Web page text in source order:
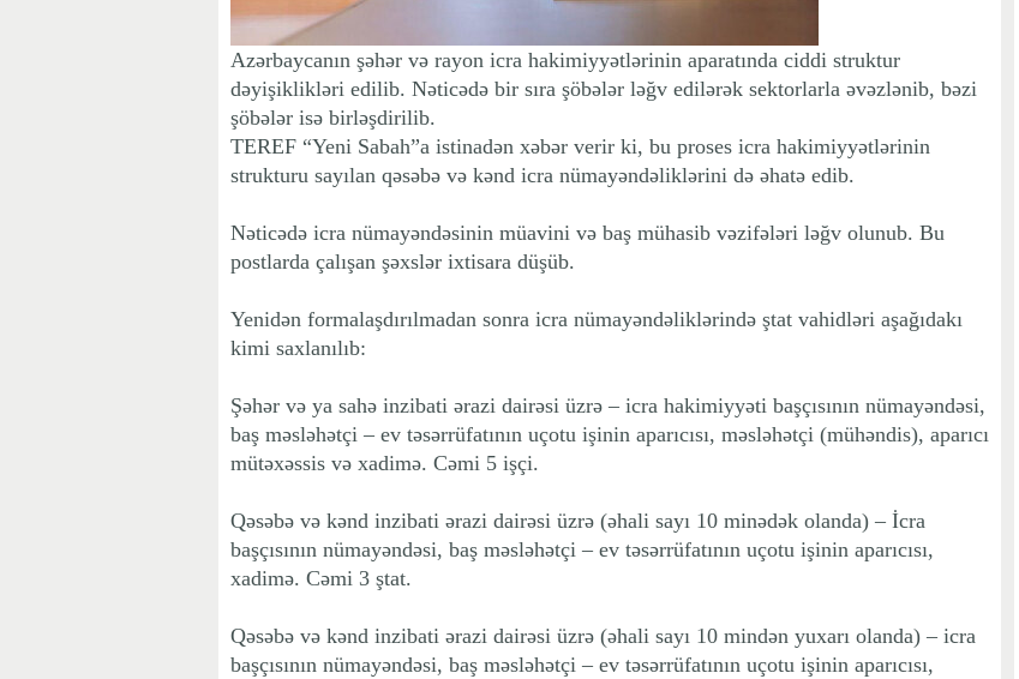
Azərbaycanın şəhər və rayon icra hakimiyyətlərinin aparatında ciddi struktur
dəyişiklikləri edilib. Nəticədə bir sıra şöbələr ləğv edilərək sektorlarla əvəzlənib, bəzi
şöbələr isə birləşdirilib.
TEREF “Yeni Sabah”a istinadən xəbər verir ki, bu proses icra hakimiyyətlərinin
strukturu sayılan qəsəbə və kənd icra nümayəndəliklərini də əhatə edib.
Nəticədə icra nümayəndəsinin müavini və baş mühasib vəzifələri ləğv olunub. Bu
postlarda çalışan şəxslər ixtisara düşüb.
Yenidən formalaşdırılmadan sonra icra nümayəndəliklərində ştat vahidləri aşağıdakı
kimi saxlanılıb:
Şəhər və ya sahə inzibati ərazi dairəsi üzrə – icra hakimiyyəti başçısının nümayəndəsi,
baş məsləhətçi – ev təsərrüfatının uçotu işinin aparıcısı, məsləhətçi (mühəndis), aparıcı
mütəxəssis və xadimə. Cəmi 5 işçi.
Qəsəbə və kənd inzibati ərazi dairəsi üzrə (əhali sayı 10 minədək olanda) – İcra
başçısının nümayəndəsi, baş məsləhətçi – ev təsərrüfatının uçotu işinin aparıcısı,
xadimə. Cəmi 3 ştat.
Qəsəbə və kənd inzibati ərazi dairəsi üzrə (əhali sayı 10 mindən yuxarı olanda) – icra
başçısının nümayəndəsi, baş məsləhətçi – ev təsərrüfatının uçotu işinin aparıcısı,